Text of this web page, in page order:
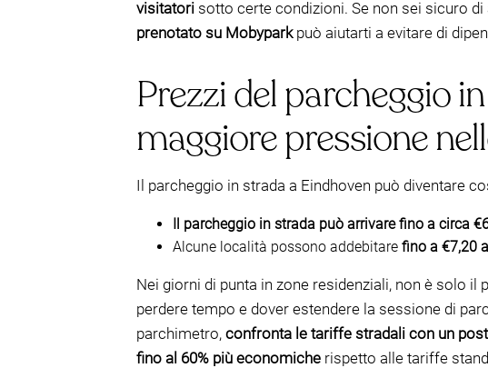
visitatori sotto certe condizioni. Se non sei sicuro
prenotato su Mobyparkpuò aiutarti a evitare di
Prezzi del parcheggio
maggiore pressione
Il parcheggio in strada a Eindhoven può diventare
Il parcheggio in strada può arrivare fino a circa
Alcune località possono addebitare fino a €7,20
Nei giorni di punta in zone residenziali, non è solo
perdere tempo e dover estendere la sessione di
parchimetro, confronta le tariffe stradali con un
fino al 60% più economiche rispetto alle tariffe